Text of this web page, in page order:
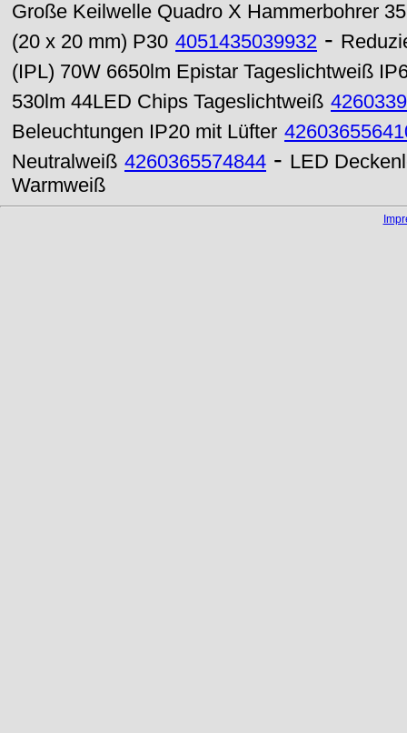
Große Keilwelle Quadro X Hammerbohrer
(20 x 20 mm) P30 4051435039932 -
(IPL) 70W 6650lm Epistar Tageslichtweiß
530lm 44LED Chips Tageslichtweiß
Beleuchtungen IP20 mit Lüfter
Neutralweiß 4260365574844 - LED
Warmweiß